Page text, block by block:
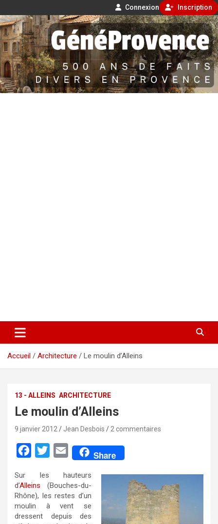
Connexion Inscription
Aller
au
contenu
GénéProvence
500 ans de faits divers en Provence
Accueil Architecture Le moulin d’Alleins
13 - ALLEINS ARCHITECTURE
Le moulin d’Alleins
9 janvier 2012 Jean Desbois 2 commentaires
e
b
t
t
E
a
i
l
Share
Sur les hauteurs
d’Alleins (Bouches-du-
Rhône), les restes d’un
moulin à vent se
dressent depuis des